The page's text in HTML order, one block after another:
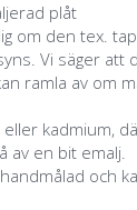
plåt
om den tex.
Vi säger att
ramla av om
eller kadmium,
av en bit emalj.
och